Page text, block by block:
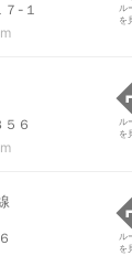
７-１
ル
を
６
ル
を
ル
を